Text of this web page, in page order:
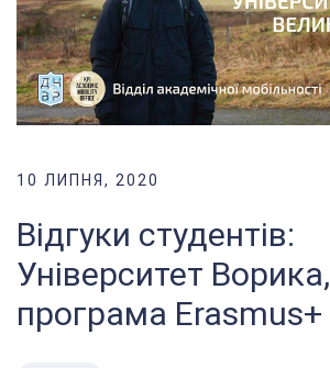
10 ЛИПНЯ, 2020
Відгуки студентів:
Університет Ворика,
програма Erasmus+